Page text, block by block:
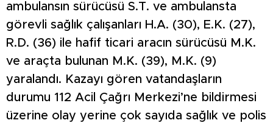
ambulansın sürücüsü S.T. ve ambulansta
görevli sağlık çalışanları H.A. (30), E.K. (27),
R.D. (36) ile hafif ticari aracın sürücüsü M.K.
ve araçta bulunan M.K. (39), M.K. (9)
yaralandı. Kazayı gören vatandaşların
durumu 112 Acil Çağrı Merkezi’ne bildirmesi
üzerine olay yerine çok sayıda sağlık ve polis